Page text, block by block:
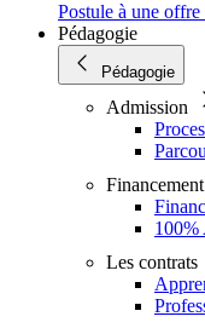
Postule à une offre
Pédagogie
Pédagogie
Admission
Financement
100%
Les contrats